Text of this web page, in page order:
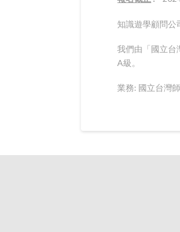
知識遊學顧問公
我們由「國立台
A級。
業務: 國立台灣